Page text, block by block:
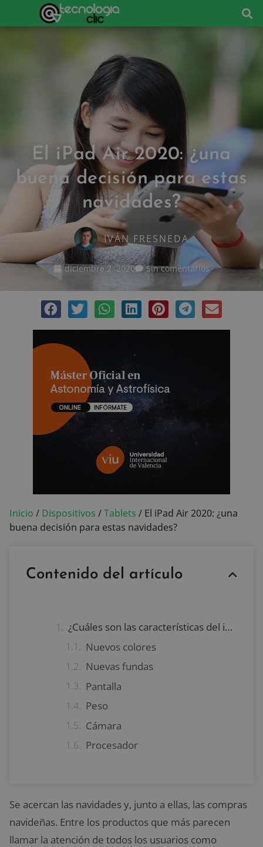
El iPad Air 2020: ¿una
buena decisión para estas
navidades?
IVÁN FRESNEDA
diciembre 2, 2020 Sin comentarios
Inicio / Dispositivos /Tablets / El iPad Air 2020: ¿una
buena decisión para estas navidades?
Contenido del artículo
¿Cuáles son las características del iPad Air 2020?
Nuevos colores
Nuevas fundas
Pantalla
Peso
Cámara
Procesador
Se acercan las navidades y, junto a ellas, las compras
navideñas. Entre los productos que más parecen
llamar la atención de todos los usuarios como